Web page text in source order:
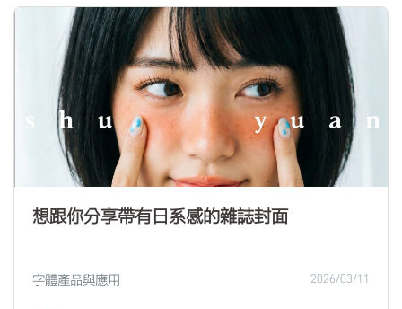
想跟你分享帶有日系感的雜誌封面
字體產品與應用 2026/03/11